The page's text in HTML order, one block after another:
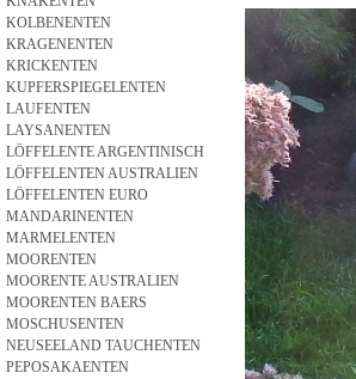
KOLBENENTEN
KRAGENENTEN
KRICKENTEN
KUPFERSPIEGELENTEN
LAUFENTEN
LAYSANENTEN
LÖFFELENTE ARGENTINISCH
LÖFFELENTEN AUSTRALIEN
LÖFFELENTEN EURO
MANDARINENTEN
MARMELENTEN
MOORENTEN
MOORENTE AUSTRALIEN
MOORENTEN BAERS
MOSCHUSENTEN
NEUSEELAND TAUCHENTEN
PEPOSAKAENTEN